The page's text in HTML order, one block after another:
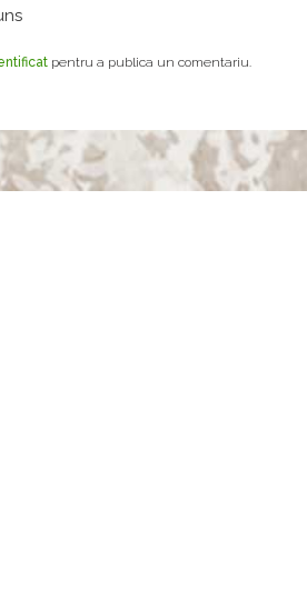
pentru a publica un comentariu.